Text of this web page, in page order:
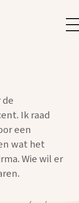
Ik raad
een
wat het
Wie wil er